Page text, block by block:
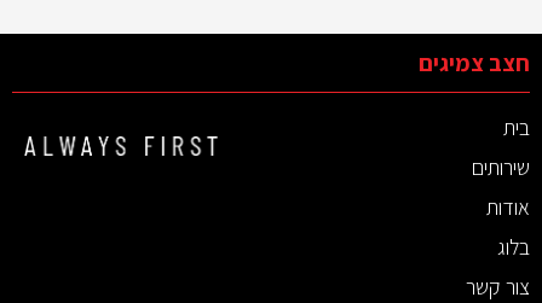
חצב צמיגים
בית
שירותים
אודות
בלוג
צור קשר